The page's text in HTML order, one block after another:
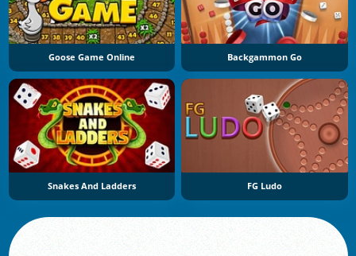
Goose Game Online Backgammon Go
Snakes And Ladders FG Ludo